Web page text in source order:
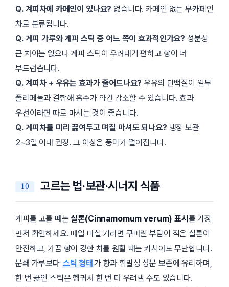
Q. 계피차에 카페인이 있나요? 없습니다. 카페인 없는 무카페인
차로 분류됩니다.
Q. 계피 가루와 계피 스틱 중 어느 쪽이 효과적인가요? 성분상
큰 차이는 없으나 계피 스틱이 우려내기 편하고 향이 더
부드럽습니다.
Q. 계피차 + 우유는 효과가 줄어드나요? 우유의 단백질이 일부
폴리페놀과 결합해 흡수가 약간 감소할 수 있습니다. 효과
우선이라면 따로 마시는 것이 좋습니다.
Q. 계피차를 미리 끓여두고 며칠 마셔도 되나요? 냉장 보관
2~3일 이내 권장. 그 이상은 풍미가 떨어집니다.
고르는 법·보관·시너지 식품
계피를 고를 때는실론(Cinnamomum verum) 표시 를 가장
먼저 확인하세요. 매일 마실 거라면 쿠마린 부담이 적은 실론이
안전하고, 가끔 향이 강한 차를 원할 때는 카시아도 무난합니다.
분쇄 가루보다 스틱 형태가 향과 휘발성 성분 보존에 유리하며,
한 번 끓인 스틱은 헹궈서 한 번 더 우려낼 수도 있습니다.